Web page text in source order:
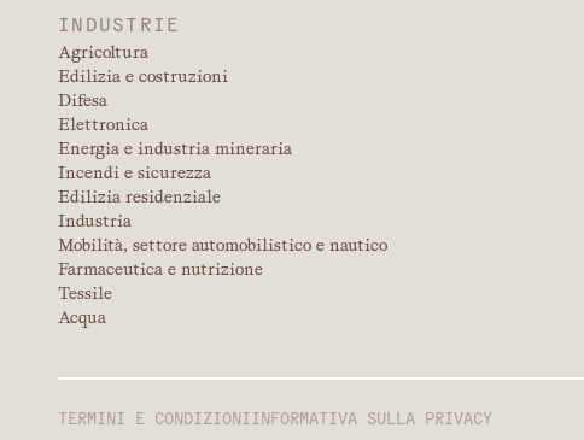
INDUSTRIE
Agricoltura
Edilizia e costruzioni
Difesa
Elettronica
Energia e industria mineraria
Incendi e sicurezza
Edilizia residenziale
Industria
Mobilità, settore automobilistico e nautico
Farmaceutica e nutrizione
Tessile
Acqua
TERMINI E CONDIZIONIINFORMATIVA SULLA PRIVACY